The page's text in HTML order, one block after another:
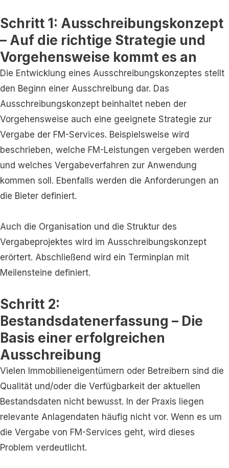
Schritt 1: Ausschreibungskonzept
– Auf die richtige Strategie und
Vorgehensweise kommt es an
Die Entwicklung eines Ausschreibungskonzeptes stellt
den Beginn einer Ausschreibung dar. Das
Ausschreibungskonzept beinhaltet neben der
Vorgehensweise auch eine geeignete Strategie zur
Vergabe der FM-Services. Beispielsweise wird
beschrieben, welche FM-Leistungen vergeben werden
und welches Vergabeverfahren zur Anwendung
kommen soll. Ebenfalls werden die Anforderungen an
die Bieter definiert.
Auch die Organisation und die Struktur des
Vergabeprojektes wird im Ausschreibungskonzept
erörtert. Abschließend wird ein Terminplan mit
Meilensteine definiert.
Schritt 2:
Bestandsdatenerfassung – Die
Basis einer erfolgreichen
Ausschreibung
Vielen Immobilieneigentümern oder Betreibern sind die
Qualität und/oder die Verfügbarkeit der aktuellen
Bestandsdaten nicht bewusst. In der Praxis liegen
relevante Anlagendaten häufig nicht vor. Wenn es um
die Vergabe von FM-Services geht, wird dieses
Problem verdeutlicht.